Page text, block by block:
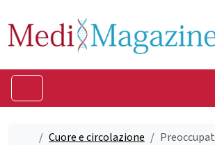
Home
Cuore e circolazione